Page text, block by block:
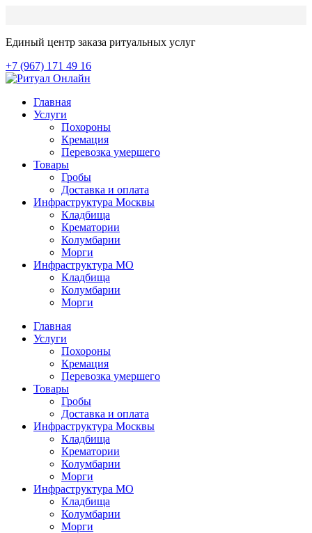
Единый центр заказа ритуальных услуг
+7 (967) 171 49 16
Главная
Услуги
Похороны
Кремация
Перевозка умершего
Товары
Гробы
Доставка и оплата
Инфраструктура Москвы
Кладбища
Крематории
Колумбарии
Морги
Инфраструктура МО
Кладбища
Колумбарии
Морги
Главная
Услуги
Похороны
Кремация
Перевозка умершего
Товары
Гробы
Доставка и оплата
Инфраструктура Москвы
Кладбища
Крематории
Колумбарии
Морги
Инфраструктура МО
Кладбища
Колумбарии
Морги